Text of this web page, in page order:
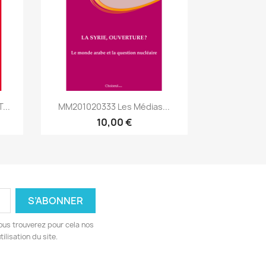
Aperçu rapide
MM201020333 Les Médias...
10,00 €
trouverez pour cela nos
du site.